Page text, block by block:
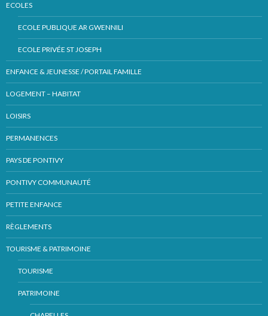
ECOLES
ECOLE PUBLIQUE AR GWENNILI
ECOLE PRIVÉE ST JOSEPH
ENFANCE & JEUNESSE / PORTAIL FAMILLE
LOGEMENT – HABITAT
LOISIRS
PERMANENCES
PAYS DE PONTIVY
PONTIVY COMMUNAUTÉ
PETITE ENFANCE
RÈGLEMENTS
TOURISME & PATRIMOINE
TOURISME
PATRIMOINE